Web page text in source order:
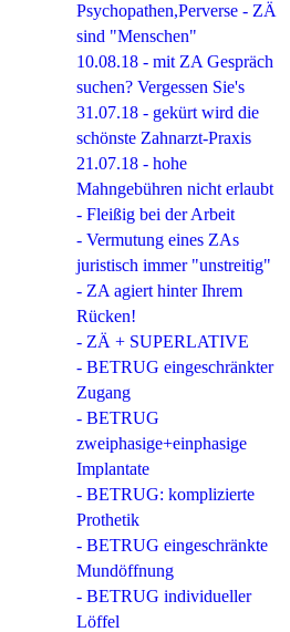
Psychopathen,Perverse - ZÄ
sind "Menschen"
10.08.18 - mit ZA Gespräch
suchen? Vergessen Sie's
31.07.18 - gekürt wird die
schönste Zahnarzt-Praxis
21.07.18 - hohe
Mahngebühren nicht erlaubt
- Fleißig bei der Arbeit
- Vermutung eines ZAs
juristisch immer "unstreitig"
- ZA agiert hinter Ihrem
Rücken!
- ZÄ + SUPERLATIVE
- BETRUG eingeschränkter
Zugang
- BETRUG
zweiphasige+einphasige
Implantate
- BETRUG: komplizierte
Prothetik
- BETRUG eingeschränkte
Mundöffnung
- BETRUG individueller
Löffel